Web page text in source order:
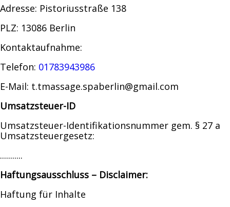
Adresse: Pistoriusstraße 138
PLZ: 13086 Berlin
Kontaktaufnahme:
Telefon: 01783943986
E-Mail: t.tmassage.spaberlin@gmail.com
Umsatzsteuer-ID
Umsatzsteuer-Identifikationsnummer gem. § 27 a
Umsatzsteuergesetz:
...........
Haftungsausschluss – Disclaimer:
Haftung für Inhalte